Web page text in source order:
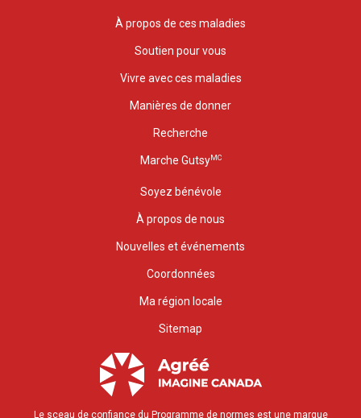
À propos de ces maladies
Soutien pour vous
Vivre avec ces maladies
Manières de donner
Recherche
Marche GutsyMC
Soyez bénévole
À propos de nous
Nouvelles et événements
Coordonnées
Ma région locale
Sitemap
Le sceau de confiance du Programme de normes est une marque